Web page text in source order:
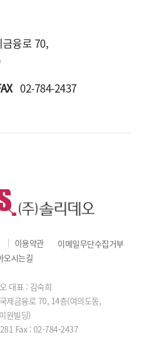
융로 70,
02-784-2437
이용약관
이메일무단수집거부
오시는길
대표 : 김숙희
제금융로 70, 14층(여의도동,
미원빌딩)
Fax : 02-784-2437